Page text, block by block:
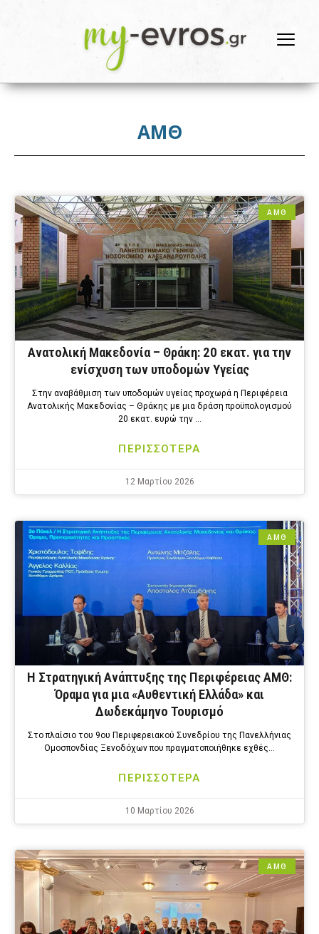
ΑΜΘ
ΑΜΘ
Ανατολική Μακεδονία – Θράκη: 20 εκατ. για την
ενίσχυση των υποδομών Υγείας
Στην αναβάθμιση των υποδομών υγείας προχωρά η Περιφέρεια
Ανατολικής Μακεδονίας – Θράκης με μια δράση προϋπολογισμού
20 εκατ. ευρώ την …
ΠΕΡΙΣΣΟΤΕΡΑ
12 Μαρτίου 2026
ΑΜΘ
Η Στρατηγική Ανάπτυξης της Περιφέρειας ΑΜΘ:
Όραμα για μια «Αυθεντική Ελλάδα» και
Δωδεκάμηνο Τουρισμό
Στο πλαίσιο του 9ου Περιφερειακού Συνεδρίου της Πανελλήνιας
Ομοσπονδίας Ξενοδόχων που πραγματοποιήθηκε εχθές…
ΠΕΡΙΣΣΟΤΕΡΑ
10 Μαρτίου 2026
ΑΜΘ